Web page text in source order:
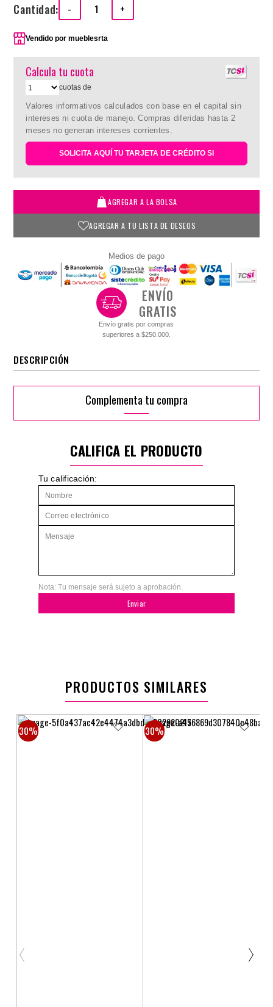
Cantidad: - +
Vendido pormueblesrta
Calcula tu cuota
cuotas de
Valores informativos calculados con base en el capital sin
intereses ni cuota de manejo. Compras diferidas hasta 2
meses no generan intereses corrientes.
SOLICITA AQUÍ TU TARJETA DE CRÉDITO SI
AGREGAR A LA BOLSA
AGREGAR A TU LISTA DE DESEOS
Medios de pago
ENVÍO
GRATIS
Envío gratis por compras
superiores a $250.000.
DESCRIPCIÓN
Complementa tu compra
CALIFICA EL PRODUCTO
Tu calificación:
Nota: Tu mensaje será sujeto a aprobación.
Enviar
PRODUCTOS SIMILARES
30% 30%